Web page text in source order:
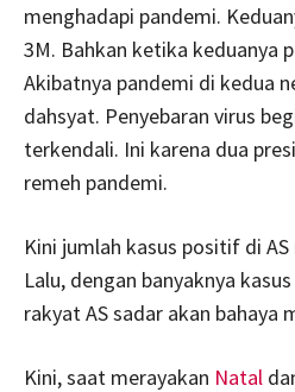
menghadapi pandemi.
3M. Bahkan ketika keduanya
Akibatnya pandemi di kedua
dahsyat. Penyebaran virus
terkendali. Ini karena dua
remeh pandemi.
Kini jumlah kasus positif di
Lalu, dengan banyaknya
rakyat AS sadar akan bahaya
Kini, saat merayakan Natal